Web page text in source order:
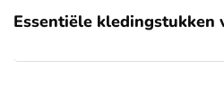
Essentiële kledingstukken